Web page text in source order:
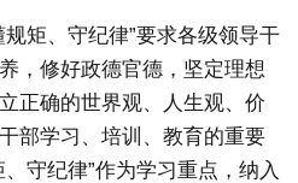
矩、守纪律”要求各级领导干
，修好政德官德，坚定理想
正确的世界观、人生观、价
部学习、培训、教育的重要
守纪律”作为学习重点，纳入